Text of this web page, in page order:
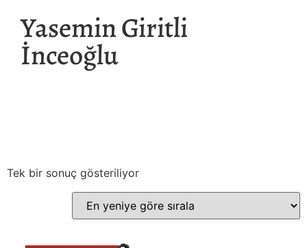
Yasemin Giritli
İnceoğlu
Tek bir sonuç gösteriliyor